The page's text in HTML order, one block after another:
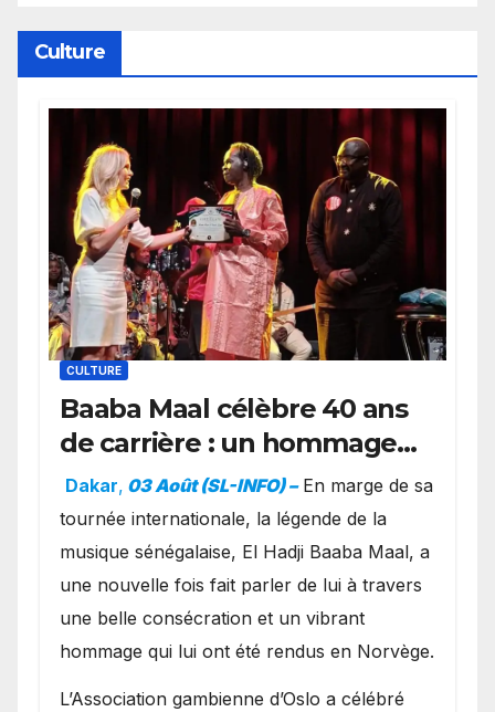
Culture
CULTURE
Baaba Maal célèbre 40 ans
de carrière : un hommage
exceptionnel à Oslo en
présence de la famille
royale.
Dakar, 03 Août (SL-INFO) – ​En marge de sa
tournée internationale, la légende de la
musique sénégalaise, El Hadji Baaba Maal, a
une nouvelle fois fait parler de lui à travers
une belle consécration et un vibrant
hommage qui lui ont été rendus en Norvège.
​L’Association gambienne d’Oslo a célébré